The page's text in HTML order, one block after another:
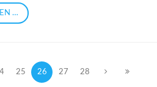
…
25 26 27 28